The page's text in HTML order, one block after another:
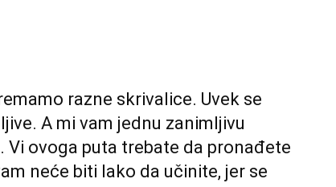
razne skrivalice. Uvek se
A mi vam jednu zanimljivu
ovoga puta trebate da pronađete
neće biti lako da učinite, jer se